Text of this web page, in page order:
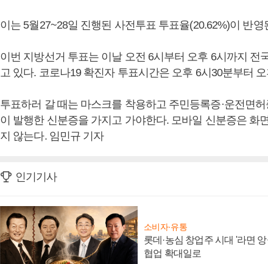
이는 5월27~28일 진행된 사전투표 투표율(20.62%)이 반영
이번 지방선거 투표는 이날 오전 6시부터 오후 6시까지 전
고 있다. 코로나19 확진자 투표시간은 오후 6시30분부터
투표하러 갈 때는 마스크를 착용하고 주민등록증·운전면
이 발행한 신분증을 가지고 가야한다. 모바일 신분증은 화
지 않는다. 임민규 기자
인기기사
소비자·유통
롯데·농심 창업주 시대 '라면
협업 확대일로